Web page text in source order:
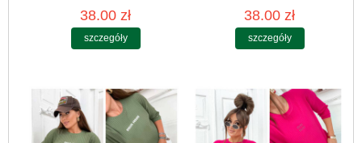
38.00 zł
szczegóły
38.00 zł
szczegóły